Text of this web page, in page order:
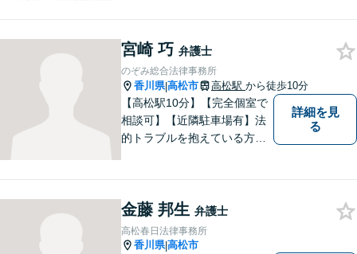
せるよう、全力でサポートさ
せていただきます。 どうぞお
気軽にご相談ください。
宮崎 巧 弁護士
のぞみ総合法律事務所
香川県|高松市 高松駅 から徒歩10分
【高松駅10分】【完全個室で
相談可】【近隣駐車場有】法
的トラブルを抱えている方の
ます。お悩みの方はぜひご相
談にいらしてください。
詳細を見
る
金藤 邦生 弁護士
高松春日法律事務所
香川県|高松市